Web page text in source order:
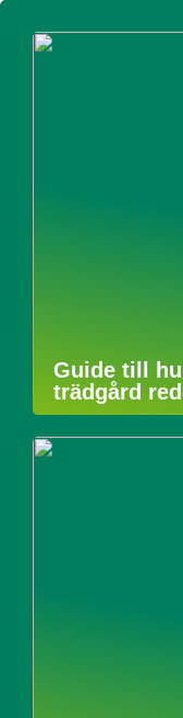
Guide till
trädgård